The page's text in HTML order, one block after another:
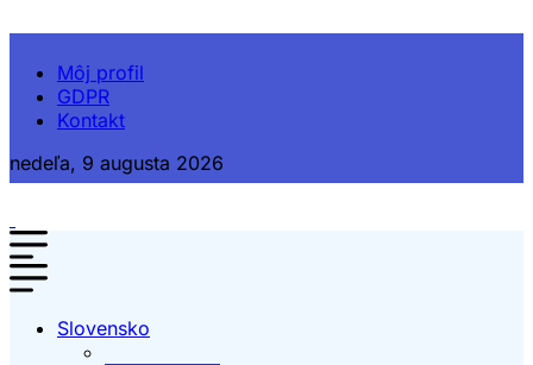
Môj profil
GDPR
Kontakt
nedeľa, 9 augusta 2026
Slovensko